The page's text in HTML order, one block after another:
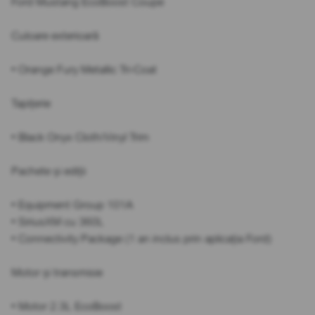
Culoare exterioară
• Orange Fury Metallic Tri-Coat
Tapițerie
• Black Onyx Cloth/Vinyl Trim
Pachete și ediții
• Equipment Group 101A
• SiriusXM cu 360L
• Connectivity Package (1 an inclus prin aplicația Ford)
Motor și transmisie
• Motor 2.3L EcoBoost